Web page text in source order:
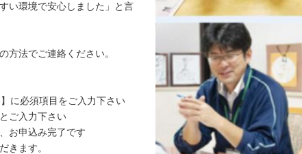
い環境で安心しました」と言
法でご連絡ください。
に必須項目をご入力下さい
ご入力下さい
お申込み完了です
きます。